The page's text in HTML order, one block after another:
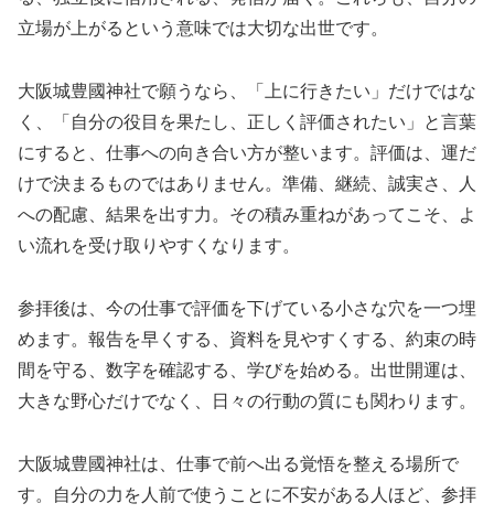
立場が上がるという意味では大切な出世です。
大阪城豊國神社で願うなら、「上に行きたい」だけではな
く、「自分の役目を果たし、正しく評価されたい」と言葉
にすると、仕事への向き合い方が整います。評価は、運だ
けで決まるものではありません。準備、継続、誠実さ、人
への配慮、結果を出す力。その積み重ねがあってこそ、よ
い流れを受け取りやすくなります。
参拝後は、今の仕事で評価を下げている小さな穴を一つ埋
めます。報告を早くする、資料を見やすくする、約束の時
間を守る、数字を確認する、学びを始める。出世開運は、
大きな野心だけでなく、日々の行動の質にも関わります。
大阪城豊國神社は、仕事で前へ出る覚悟を整える場所で
す。自分の力を人前で使うことに不安がある人ほど、参拝